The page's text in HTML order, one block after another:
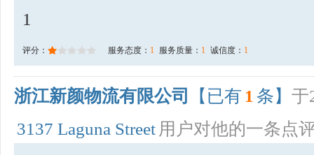
1
评分： 服务态度： 1 服务质量： 1 诚信度： 1
浙江新颜物流有限公司 【已有 1 条】 于
3137 Laguna Street 用户对他的一条点